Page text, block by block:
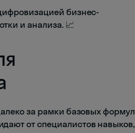
бизнес-
и анализа. 📈
за рамки базовых формул
от специалистов навыков,